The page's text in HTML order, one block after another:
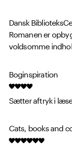
Dansk
Romanen er
voldsomme
Boginspiration
Sætter aftryk i
Cats, books and